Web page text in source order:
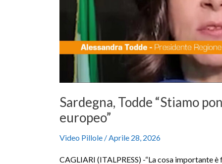
Sardegna, Todde “Stiamo
europeo”
Video Pillole /Aprile 28, 2026
CAGLIARI (ITALPRESS) -“La cosa importante